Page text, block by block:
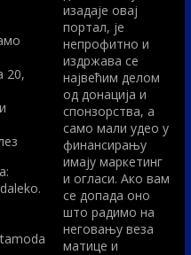
20,
изадаје овај
портал, је
непрофитно и
издржава се
највећим делом
од донација и
спонзорства, а
само мали удео у
финансирању
имају маркетинг
и огласи. Ако вам
се допада оно
што радимо на
неговању веза
матице и